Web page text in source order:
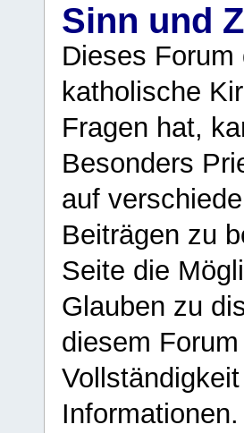
Sinn und
Dieses
katholische
Fragen hat,
Besonders
auf
Beiträgen zu
Seite die
Glauben zu
diesem
Informationen.